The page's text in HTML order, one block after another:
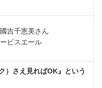
吉千恵美さん
ビスエール
）さえ見ればOK』という